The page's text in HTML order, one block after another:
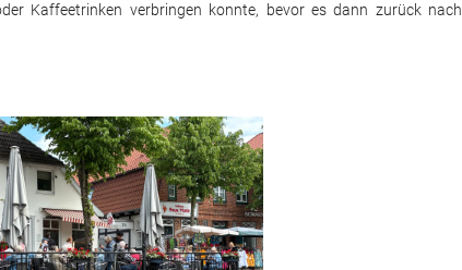
Kaffeetrinken verbringen konnte, bevor es dann zurück nach